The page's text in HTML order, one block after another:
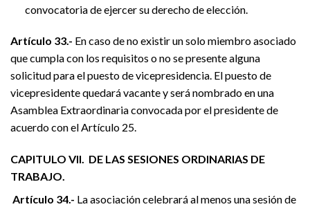
convocatoria de ejercer su derecho de elección.
Artículo 33.- En caso de no existir un solo miembro asociado
que cumpla con los requisitos o no se presente alguna
solicitud para el puesto de vicepresidencia. El puesto de
vicepresidente quedará vacante y será nombrado en una
Asamblea Extraordinaria convocada por el presidente de
acuerdo con el Artículo 25.
CAPITULO VII. DE LAS SESIONES ORDINARIAS DE
TRABAJO.
Artículo 34.- La asociación celebrará al menos una sesión de